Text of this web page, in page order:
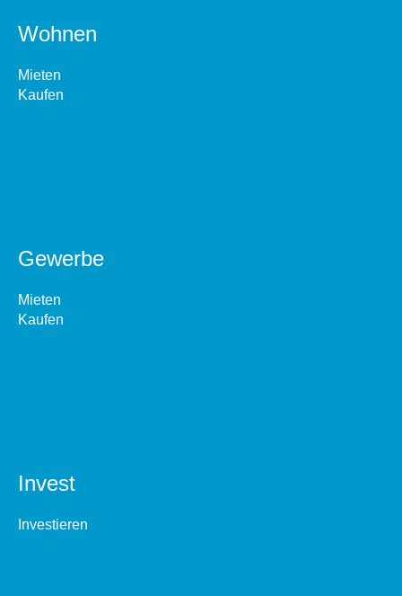
Wohnen
Mieten
Kaufen
Gewerbe
Mieten
Kaufen
Invest
Investieren